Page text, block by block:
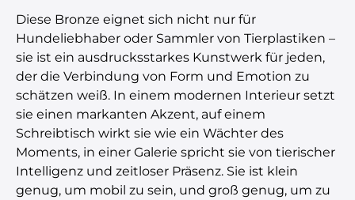
Diese Bronze eignet sich nicht nur für
Hundeliebhaber oder Sammler von Tierplastiken –
sie ist ein ausdrucksstarkes Kunstwerk für jeden,
der die Verbindung von Form und Emotion zu
schätzen weiß. In einem modernen Interieur setzt
sie einen markanten Akzent, auf einem
Schreibtisch wirkt sie wie ein Wächter des
Moments, in einer Galerie spricht sie von tierischer
Intelligenz und zeitloser Präsenz. Sie ist klein
genug, um mobil zu sein, und groß genug, um zu